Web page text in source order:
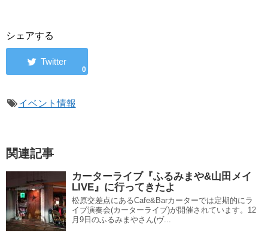
シェアする
0
イベント情報
関連記事
カーターライブ『ふるみまや&山田メイ
LIVE』に行ってきたよ
松原交差点にあるCafe&Barカーターでは定期的にラ
イブ演奏会(カーターライブ)が開催されています。12
月9日のふるみまやさん(ヴ...